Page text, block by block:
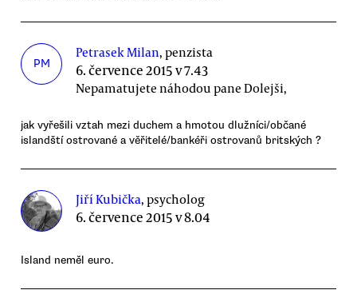
PM
Petrasek Milan, penzista
6. července 2015 v 7.43
Nepamatujete náhodou pane Dolejši,
jak vyřešili vztah mezi duchem a hmotou dlužníci/občané
islandští ostrované a věřitelé/bankéři ostrovanů britských ?
Jiří Kubička, psycholog
6. července 2015 v 8.04
Island neměl euro.